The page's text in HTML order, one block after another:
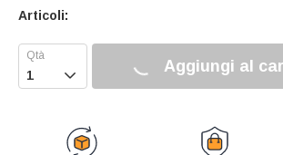
Articoli:
 Aggiungi al